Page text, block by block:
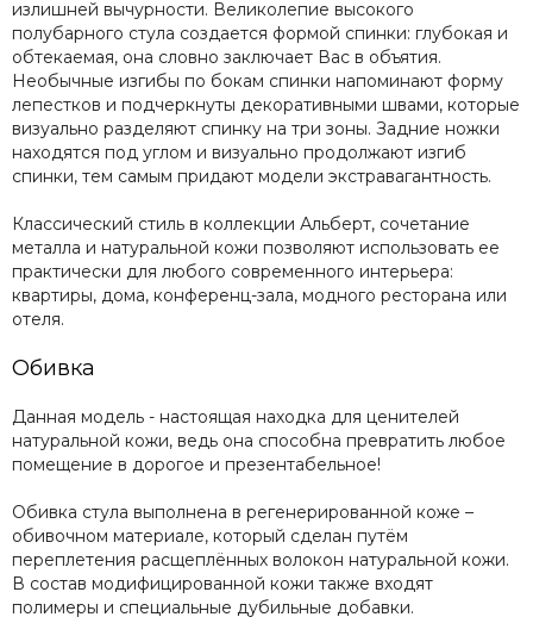
излишней вычурности. Великолепие высокого
полубарного стула создается формой спинки: глубокая и
обтекаемая, она словно заключает Вас в объятия.
Необычные изгибы по бокам спинки напоминают форму
лепестков и подчеркнуты декоративными швами, которые
визуально разделяют спинку на три зоны. Задние ножки
находятся под углом и визуально продолжают изгиб
спинки, тем самым придают модели экстравагантность.
Классический стиль в коллекции Альберт, сочетание
металла и натуральной кожи позволяют использовать ее
практически для любого современного интерьера:
квартиры, дома, конференц-зала, модного ресторана или
отеля.
Обивка
Данная модель - настоящая находка для ценителей
натуральной кожи, ведь она способна превратить любое
помещение в дорогое и презентабельное!
Обивка стула выполнена в регенерированной коже –
обивочном материале, который сделан путём
переплетения расщеплённых волокон натуральной кожи.
В состав модифицированной кожи также входят
полимеры и специальные дубильные добавки.